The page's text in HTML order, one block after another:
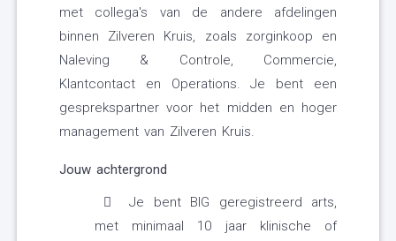
met collega's van de andere afdelingen
binnen Zilveren Kruis, zoals zorginkoop en
Naleving & Controle, Commercie,
Klantcontact en Operations. Je bent een
gesprekspartner voor het midden en hoger
management van Zilveren Kruis.
Jouw achtergrond
Je bent BIG geregistreerd arts,
met minimaal 10 jaar klinische of